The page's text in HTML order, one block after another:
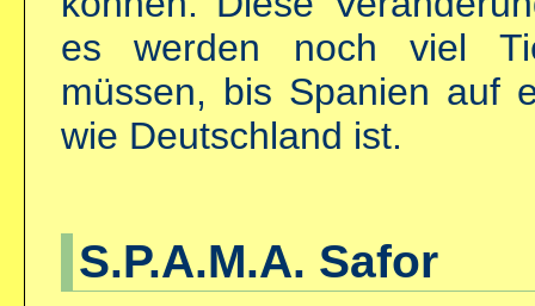
es werden noch viel
müssen, bis Spanien auf
wie Deutschland ist.
S.P.A.M.A. Safor